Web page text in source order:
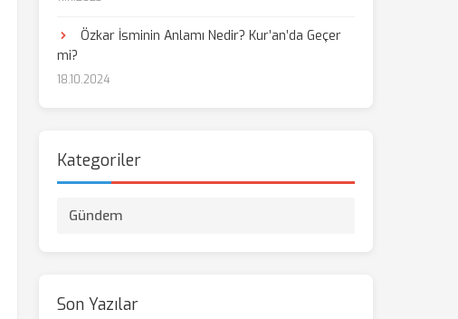
Özkar İsminin Anlamı Nedir? Kur’an’da Geçer
mi?
18.10.2024
Kategoriler
Gündem
Son Yazılar